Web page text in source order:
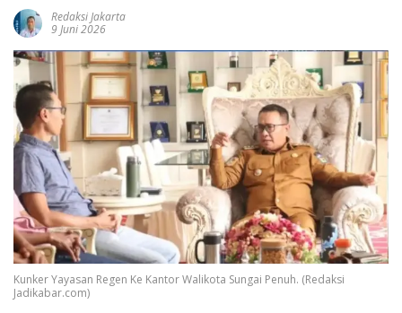
Redaksi Jakarta
9 Juni 2026
Kunker Yayasan Regen Ke Kantor Walikota Sungai Penuh. (Redaksi
Jadikabar.com)